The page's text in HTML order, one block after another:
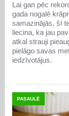
Lai gan pēc
gada nogalē
samazinājās, šī
liecina, ka jau
atkal strauji
pielāgo savas
iedzīvotājus.
PASAULĒ